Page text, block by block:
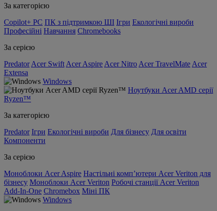
За категорією
Copilot+ PC ПК з підтримкою ШІ Ігри Екологічні вироби
Професійні Навчання Chromebooks
За серією
Predator Acer Swift Acer Aspire Acer Nitro Acer TravelMate Acer
Extensa
Windows
Ноутбуки Acer AMD серії
Ryzen™
За категорією
Predator Ігри Екологічні вироби Для бізнесу Для освіти
Компоненти
За серією
Моноблоки Acer Aspire Настільні комп’ютери Acer Veriton для
бізнесу Моноблоки Acer Veriton Робочі станції Acer Veriton
Add-In-One Chromebox Міні ПК
Windows